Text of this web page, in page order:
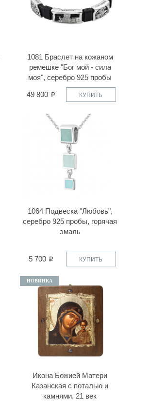
1081 Браслет на кожаном
ремешке "Бог мой - сила
моя", серебро 925 пробы
49 800 КУПИТЬ
1064 Подвеска "Любовь",
серебро 925 пробы, горячая
эмаль
5 700 КУПИТЬ
НОВИНКА
Икона Божией Матери
Казанская с поталью и
камнями, 21 век